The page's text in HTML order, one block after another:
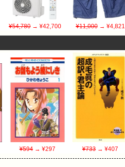
¥54,780 → ¥42,700 ¥11,000→ ¥4,821
¥594→ ¥297 ¥733→ ¥407